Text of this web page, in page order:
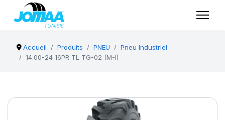
Accueil Produits PNEU
Pneu Industriel
14.00-24 16PR TL TG-02 (M-I)